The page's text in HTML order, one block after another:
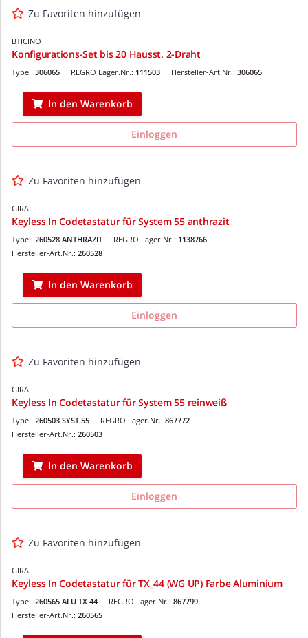
Zu Favoriten hinzufügen
BTICINO
Konfigurations-Set bis 20 Hausst. 2-Draht
REGRO Lager.Nr.: 111503
Type: 306065 Hersteller-Art.Nr.: 306065
In den Warenkorb
Einloggen
Zu Favoriten hinzufügen
GIRA
Keyless In Codetastatur für System 55 anthrazit
REGRO Lager.Nr.: 1138766
Type: 260528 ANTHRAZIT
Hersteller-Art.Nr.: 260528
In den Warenkorb
Einloggen
Zu Favoriten hinzufügen
GIRA
Keyless In Codetastatur für System 55 reinweiß
REGRO Lager.Nr.: 867772
Type: 260503 SYST.55
Hersteller-Art.Nr.: 260503
In den Warenkorb
Einloggen
Zu Favoriten hinzufügen
GIRA
Keyless In Codetastatur für TX_44 (WG UP) Farbe Aluminium
REGRO Lager.Nr.: 867799
Type: 260565 ALU TX 44
Hersteller-Art.Nr.: 260565